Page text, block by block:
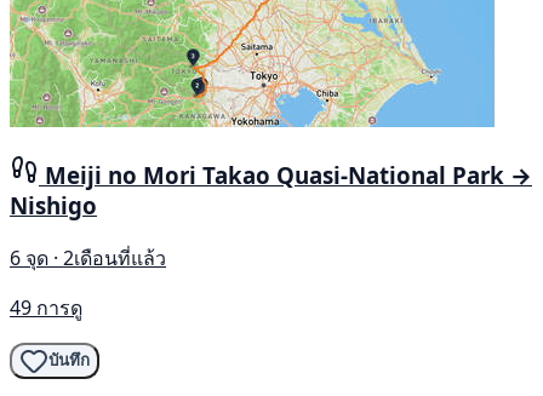
Meiji no Mori Takao Quasi-National Park →
Nishigo
6 จุด · 2เดือนที่แล้ว
49 การดู
บันทึก